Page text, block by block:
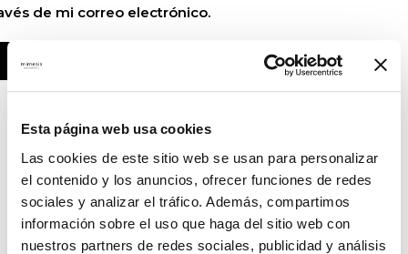
Esta página web usa cookies
Las cookies de este sitio web se usan para personalizar
el contenido y los anuncios, ofrecer funciones de redes
sociales y analizar el tráfico. Además, compartimos
información sobre el uso que haga del sitio web con
nuestros partners de redes sociales, publicidad y análisis
de mi correo electrónico.
REGISTRARSE